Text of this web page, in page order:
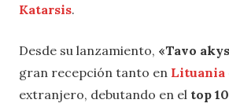
Katarsis.
Desde su lanzamiento, «Tavo
gran recepción tanto en Lituania
extranjero, debutando en el top